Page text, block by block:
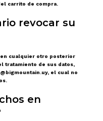
carrito de compra.
revocar su
cualquier otro posterior
tratamiento de sus datos,
el cual no
en